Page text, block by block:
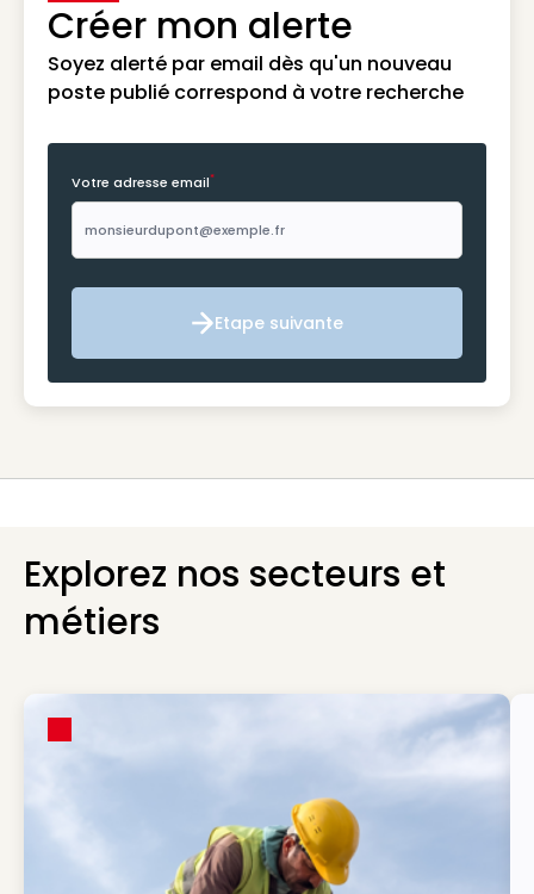
Créer mon alerte
Soyez alerté par email dès qu'un nouveau
poste publié correspond à votre recherche
Votre adresse email*
Etape suivante
Etape suivante
Explorez nos secteurs et
métiers